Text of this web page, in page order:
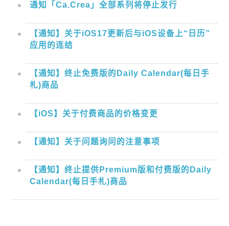
通知「Ca.Crea」全部系列将停止发行
【通知】关于iOS17更新后与iOS设备上“日历”
应用的连结
【通知】终止免费版的Daily Calendar(每日手
札)商品
【iOS】关于付费商品的价格变更
【通知】关于问题询问的注意事项
【通知】终止提供Premium版和付费版的Daily
Calendar(每日手札)商品